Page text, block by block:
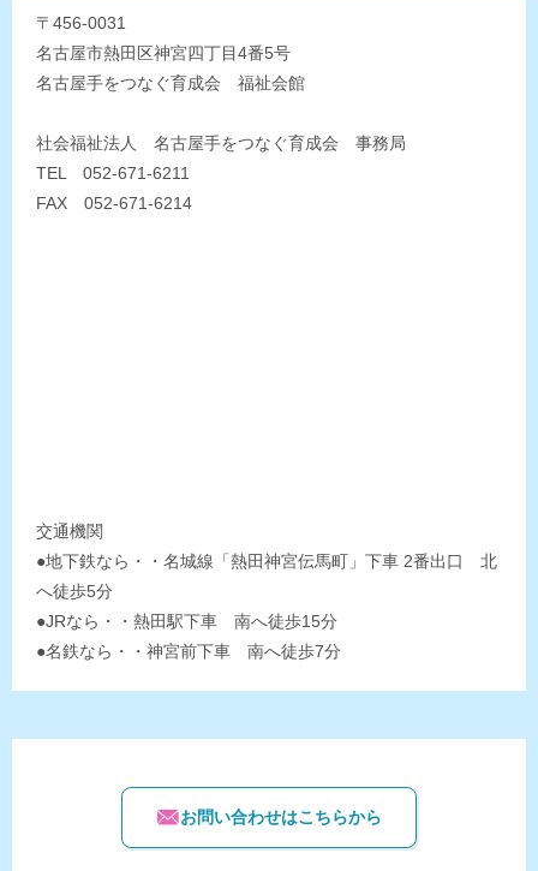
〒456-0031
名古屋市熱田区神宮四丁目4番5号
名古屋手をつなぐ育成会 福祉会館
社会福祉法人 名古屋手をつなぐ育成会 事務局
TEL 052-671-6211
FAX 052-671-6214
交通機関
●地下鉄なら・・名城線「熱田神宮伝馬町」下車 2番出口 北
へ徒歩5分
●JRなら・・熱田駅下車 南へ徒歩15分
●名鉄なら・・神宮前下車 南へ徒歩7分
お問い合わせはこちらから